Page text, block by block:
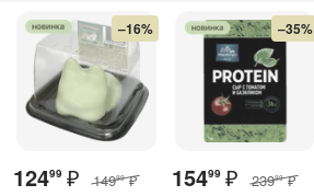
–16%
12499 ₽ 14999 ₽
–35%
15499 ₽ 23999 ₽